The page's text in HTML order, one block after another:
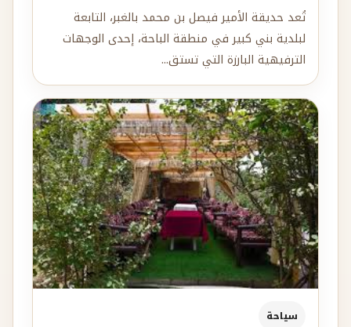
تُعد حديقة الأمير فيصل بن محمد بالغبر، التابعة
لبلدية بني كبير في منطقة الباحة، إحدى الوجهات
الترفيهية البارزة التي تستق...
سياحة